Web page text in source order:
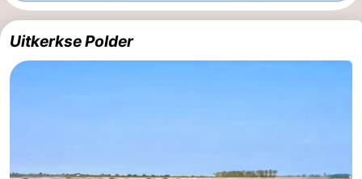
Zeebrugge
Blankenberge
(&
breakfasts)
Hotels
Vakantiehuizen
minutes
Strand
Uitkerkse Polder